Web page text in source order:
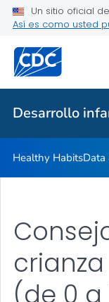
Un sitio oficial
Así es como usted
Desarrollo
Recursos para el
Consejos para la
Keeping Children
VER TODO
Desarrollo
Healthy HabitsData
(de 0 a